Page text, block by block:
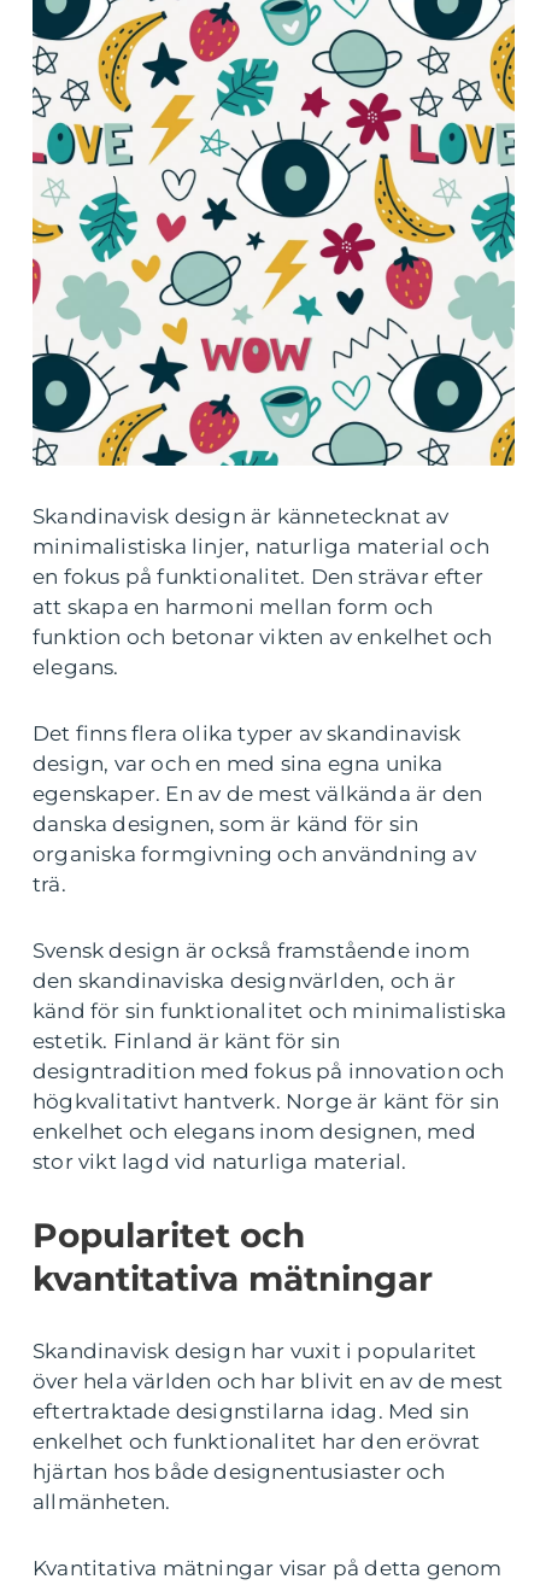
Skandinavisk design är kännetecknat av
minimalistiska linjer, naturliga material och
en fokus på funktionalitet. Den strävar efter
att skapa en harmoni mellan form och
funktion och betonar vikten av enkelhet och
elegans.
Det finns flera olika typer av skandinavisk
design, var och en med sina egna unika
egenskaper. En av de mest välkända är den
danska designen, som är känd för sin
organiska formgivning och användning av
trä.
Svensk design är också framstående inom
den skandinaviska designvärlden, och är
känd för sin funktionalitet och minimalistiska
estetik. Finland är känt för sin
designtradition med fokus på innovation och
högkvalitativt hantverk. Norge är känt för sin
enkelhet och elegans inom designen, med
stor vikt lagd vid naturliga material.
Popularitet och
kvantitativa mätningar
Skandinavisk design har vuxit i popularitet
över hela världen och har blivit en av de mest
eftertraktade designstilarna idag. Med sin
enkelhet och funktionalitet har den erövrat
hjärtan hos både designentusiaster och
allmänheten.
Kvantitativa mätningar visar på detta genom